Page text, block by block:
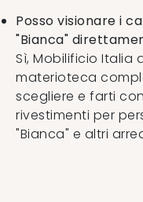
Posso visionare i
"Bianca"
Sì, Mobilificio Italia
materioteca
scegliere e farti
rivestimenti per
"Bianca" e altri